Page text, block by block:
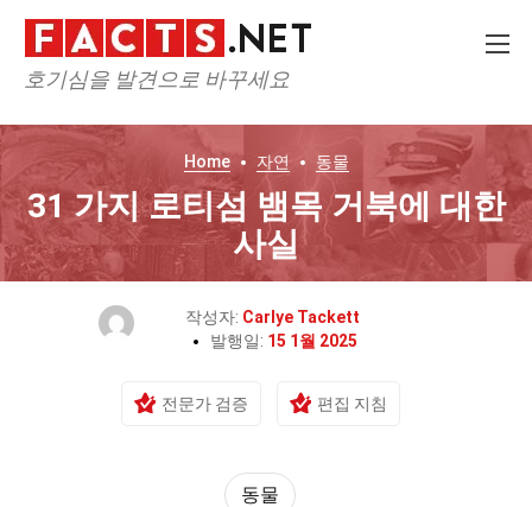
호기심을 발견으로 바꾸세요
Home 자연 동물
31 가지 로티섬 뱀목 거북에 대한
사실
작성자: Carlye Tackett
발행일: 15 1월 2025
전문가 검증 편집 지침
동물